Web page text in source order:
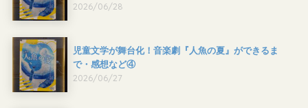
2026/06/28
児童文学が舞台化！音楽劇『人魚の夏』ができるま
で・感想など④
2026/06/27